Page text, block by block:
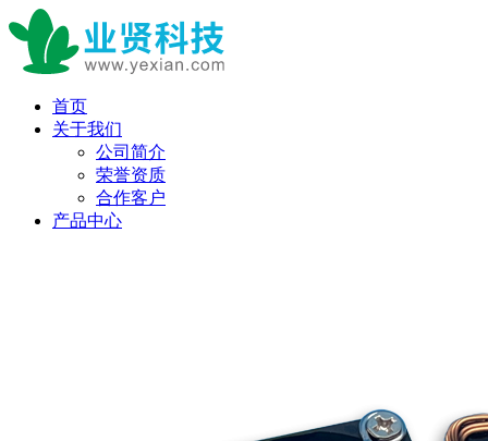
首页
关于我们
公司简介
荣誉资质
合作客户
产品中心